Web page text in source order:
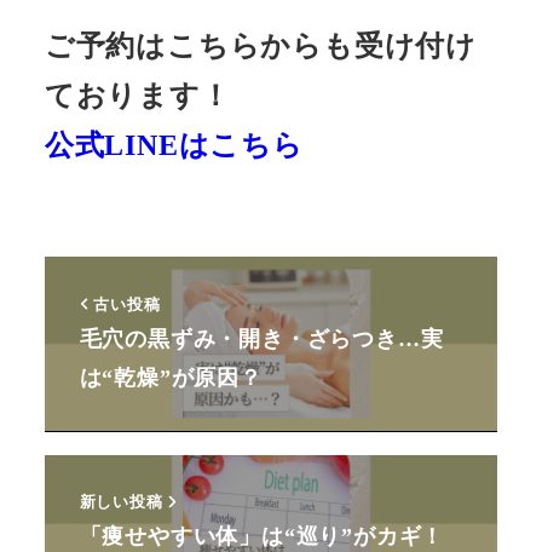
ご予約はこちらからも受け付け
ております！
公式LINEはこちら
古い投稿
毛穴の黒ずみ・開き・ざらつき…実
は“乾燥”が原因？
新しい投稿
「痩せやすい体」は“巡り”がカギ！